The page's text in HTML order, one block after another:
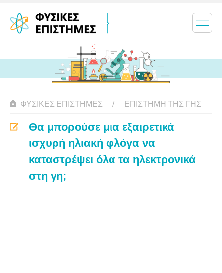
ΦΥΣΙΚΈΣ ΕΠΙΣΤΉΜΕΣ ΕΠΙΣΤΉΜΗ ΤΗΣ ΓΗΣ
Θα μπορούσε μια εξαιρετικά
ισχυρή ηλιακή φλόγα να
καταστρέψει όλα τα ηλεκτρονικά
στη γη;